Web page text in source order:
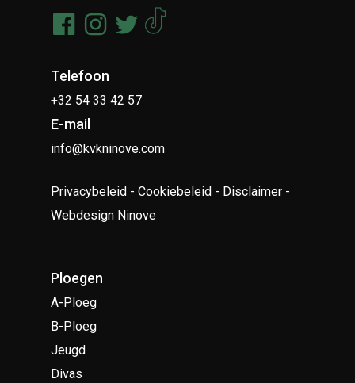
Telefoon
+32 54 33 42 57
E-mail
info@kvkninove.com
Privacybeleid -Cookiebeleid - Disclaimer -
Webdesign Ninove
Ploegen
A-Ploeg
B-Ploeg
Jeugd
Divas